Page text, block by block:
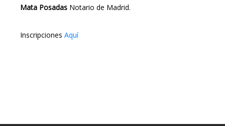
Mata Posadas Notario de Madrid.
Inscripciones Aquí